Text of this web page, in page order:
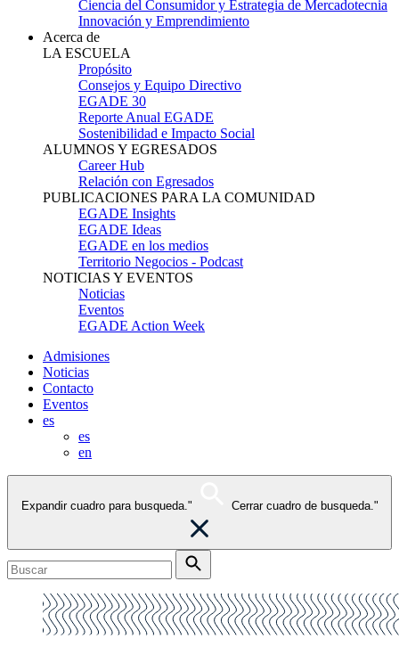
Ciencia del Consumidor y Estrategia de Mercadotecnia
Innovación y Emprendimiento
Acerca de
LA ESCUELA
Propósito
Consejos y Equipo Directivo
EGADE 30
Reporte Anual EGADE
Sostenibilidad e Impacto Social
ALUMNOS Y EGRESADOS
Career Hub
Relación con Egresados
PUBLICACIONES PARA LA COMUNIDAD
EGADE Insights
EGADE Ideas
EGADE en los medios
Territorio Negocios - Podcast
NOTICIAS Y EVENTOS
Noticias
Eventos
EGADE Action Week
Admisiones
Noticias
Contacto
Eventos
es
es
en
Expandir cuadro para busqueda." Cerrar cuadro de busqueda."